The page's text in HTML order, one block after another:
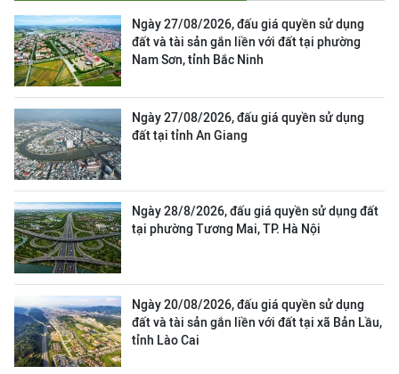
Ngày 27/08/2026, đấu giá quyền sử dụng
đất và tài sản gắn liền với đất tại phường
Nam Sơn, tỉnh Bắc Ninh
Ngày 27/08/2026, đấu giá quyền sử dụng
đất tại tỉnh An Giang
Ngày 28/8/2026, đấu giá quyền sử dụng đất
tại phường Tương Mai, TP. Hà Nội
Ngày 20/08/2026, đấu giá quyền sử dụng
đất và tài sản gắn liền với đất tại xã Bản Lầu,
tỉnh Lào Cai